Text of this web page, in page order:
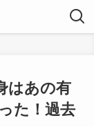
はあの有
た！過去